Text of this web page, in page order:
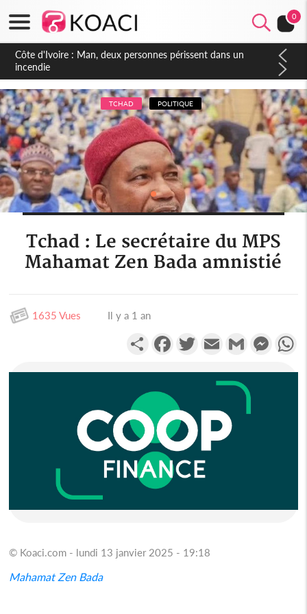
0
Côte d'Ivoire : Séileu, la célébration de la fête nationale
transformée en vaste campagne contre les produits
dépigmentants dangereux
TCHAD POLITIQUE
Tchad : Le secrétaire du MPS
Mahamat Zen Bada amnistié
1635 Vues Il y a 1 an
PartagerFacebookTwitterEmail Gmail
© Koaci.com - lundi 13 janvier 2025 - 19:18
Mahamat Zen Bada